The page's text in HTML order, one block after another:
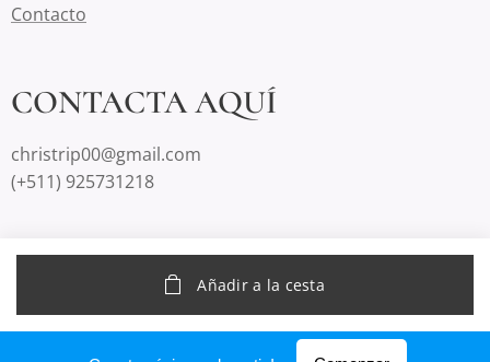
Añadir a la cesta
Contacto
CONTACTA AQUÍ
christrip00@gmail.com
(+511) 925731218
Creado con Webnode